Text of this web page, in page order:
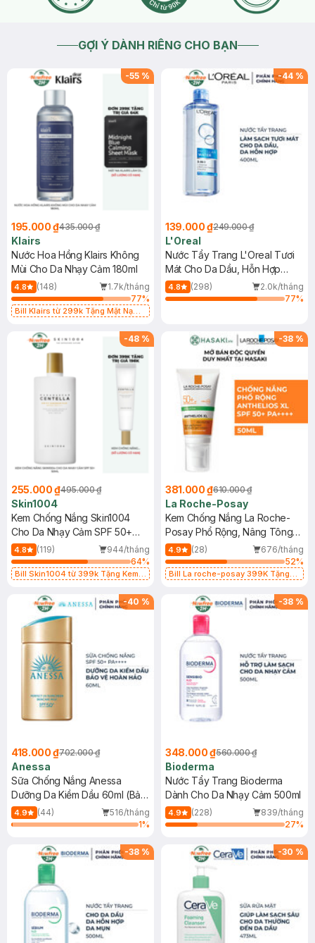
GỢI Ý DÀNH RIÊNG CHO BẠN
-55 %
195.000 ₫435.000 ₫
Klairs
Nước Hoa Hồng Klairs Không
Mùi Cho Da Nhạy Cảm 180ml
4.8 (148)
1.7k/tháng
77%
Bill Klairs từ 299k Tặng Mặt Nạ
25ml (SL Có Hạn)
-44 %
139.000 ₫249.000 ₫
L'Oreal
Nước Tẩy Trang L'Oreal Tươi
Mát Cho Da Dầu, Hỗn Hợp
400ml
4.8 (298)
2.0k/tháng
77%
-48 %
255.000 ₫495.000 ₫
Skin1004
Kem Chống Nắng Skin1004
Cho Da Nhạy Cảm SPF 50+
50ml
4.8 (119)
944/tháng
64%
Bill Skin1004 từ 399k Tặng Kem
SPF 50+ 20ml (SL Có Hạn)
-38 %
381.000 ₫610.000 ₫
La Roche-Posay
Kem Chống Nắng La Roche-
Posay Phổ Rộng, Nâng Tông
Kiềm Dầu 50ml
4.9 (28)
676/tháng
52%
Bill La roche-posay 399K Tặng
(SL có hạn)
-40 %
418.000 ₫702.000 ₫
Anessa
Sữa Chống Nắng Anessa
Dưỡng Da Kiềm Dầu 60ml (Bản
Mới)
4.9 (44)
516/tháng
1%
-38 %
348.000 ₫560.000 ₫
Bioderma
Nước Tẩy Trang Bioderma
Dành Cho Da Nhạy Cảm 500ml
4.9 (228)
839/tháng
27%
-38 % -30 %